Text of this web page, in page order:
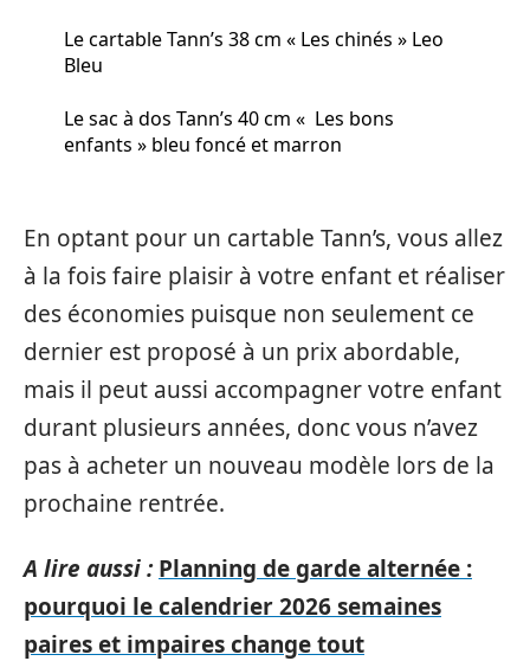
Le cartable Tann’s 38 cm « Les chinés » Leo
Bleu
Le sac à dos Tann’s 40 cm « Les bons
enfants » bleu foncé et marron
En optant pour un cartable Tann’s, vous allez
à la fois faire plaisir à votre enfant et réaliser
des économies puisque non seulement ce
dernier est proposé à un prix abordable,
mais il peut aussi accompagner votre enfant
durant plusieurs années, donc vous n’avez
pas à acheter un nouveau modèle lors de la
prochaine rentrée.
A lire aussi : Planning de garde alternée :
pourquoi le calendrier 2026 semaines
paires et impaires change tout